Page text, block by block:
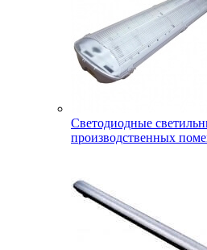
Светодиодные
производственных